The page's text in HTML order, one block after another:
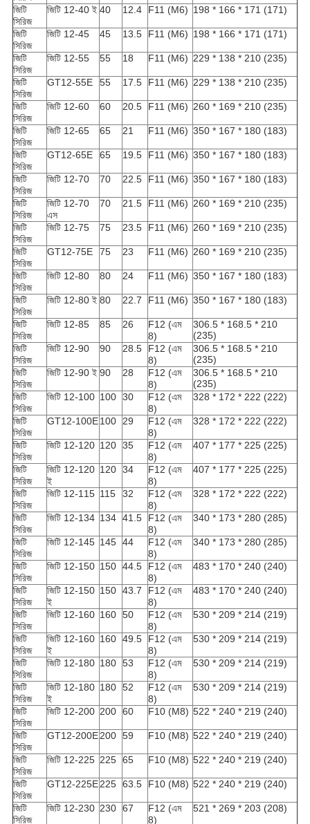
জিটি
সিরিজ
জিটি 12-40 ই 40 12.4 F11 (M6) 198 * 166 * 171 (171)
জিটি
সিরিজ
জিটি 12-45 45 13.5 F11 (M6) 198 * 166 * 171 (171)
জিটি
সিরিজ
জিটি 12-55 55 18 F11 (M6) 229 * 138 * 210 (235)
জিটি
সিরিজ
GT12-55E 55 17.5 F11 (M6) 229 * 138 * 210 (235)
জিটি
সিরিজ
জিটি 12-60 60 20.5 F11 (M6) 260 * 169 * 210 (235)
জিটি
সিরিজ
জিটি 12-65 65 21 F11 (M6) 350 * 167 * 180 (183)
জিটি
সিরিজ
GT12-65E 65 19.5 F11 (M6) 350 * 167 * 180 (183)
জিটি
সিরিজ
জিটি 12-70 70 22.5 F11 (M6) 350 * 167 * 180 (183)
জিটি
সিরিজ
জিটি 12-70
এস
70 21.5 F11 (M6) 260 * 169 * 210 (235)
জিটি
সিরিজ
জিটি 12-75 75 23.5 F11 (M6) 260 * 169 * 210 (235)
জিটি
সিরিজ
GT12-75E 75 23 F11 (M6) 260 * 169 * 210 (235)
জিটি
সিরিজ
জিটি 12-80 80 24 F11 (M6) 350 * 167 * 180 (183)
জিটি
সিরিজ
জিটি 12-80 ই 80 22.7 F11 (M6) 350 * 167 * 180 (183)
জিটি
সিরিজ
জিটি 12-85 85 26
F12 (এম
8)
306.5 * 168.5 * 210
(235)
জিটি
সিরিজ
জিটি 12-90 90 28.5
F12 (এম
8)
306.5 * 168.5 * 210
(235)
জিটি
সিরিজ
জিটি 12-90 ই 90 28
F12 (এম
8)
306.5 * 168.5 * 210
(235)
জিটি
সিরিজ
জিটি 12-100 100 30
F12 (এম
8)
328 * 172 * 222 (222)
জিটি
সিরিজ
GT12-100E100 29
F12 (এম
8)
328 * 172 * 222 (222)
জিটি
সিরিজ
জিটি 12-120 120 35
F12 (এম
8)
407 * 177 * 225 (225)
জিটি
সিরিজ
জিটি 12-120
ই
120 34
F12 (এম
8)
407 * 177 * 225 (225)
জিটি
সিরিজ
জিটি 12-115 115 32
F12 (এম
8)
328 * 172 * 222 (222)
জিটি
সিরিজ
জিটি 12-134 134 41.5
F12 (এম
8)
340 * 173 * 280 (285)
জিটি
সিরিজ
জিটি 12-145 145 44
F12 (এম
8)
340 * 173 * 280 (285)
জিটি
সিরিজ
জিটি 12-150 150 44.5
F12 (এম
8)
483 * 170 * 240 (240)
জিটি
সিরিজ
জিটি 12-150
ই
150 43.7
F12 (এম
8)
483 * 170 * 240 (240)
জিটি
সিরিজ
জিটি 12-160 160 50
F12 (এম
8)
530 * 209 * 214 (219)
জিটি
সিরিজ
জিটি 12-160
ই
160 49.5
F12 (এম
8)
530 * 209 * 214 (219)
জিটি
সিরিজ
জিটি 12-180 180 53
F12 (এম
8)
530 * 209 * 214 (219)
জিটি
সিরিজ
জিটি 12-180
ই
180 52
F12 (এম
8)
530 * 209 * 214 (219)
জিটি
সিরিজ
জিটি 12-200 200 60 F10 (M8) 522 * 240 * 219 (240)
জিটি
সিরিজ
GT12-200E200 59 F10 (M8) 522 * 240 * 219 (240)
জিটি
সিরিজ
জিটি 12-225 225 65 F10 (M8) 522 * 240 * 219 (240)
জিটি
সিরিজ
GT12-225E225 63.5 F10 (M8) 522 * 240 * 219 (240)
জিটি
সিরিজ
জিটি 12-230 230 67
F12 (এম
8)
521 * 269 * 203 (208)